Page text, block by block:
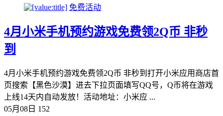
免费活动
4月小米手机预约游戏免费领2Q币 非秒
到
4月小米手机预约游戏免费领2Q币 非秒到打开小米应用商店首
页搜索【黑色沙漠】进去下拉页面填写QQ号，Q币将在游戏
上线14天内自动发放！活动地址：小米应 ...
05月08日 152